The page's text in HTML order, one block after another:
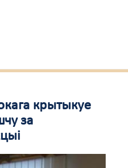
крытыкуе
за